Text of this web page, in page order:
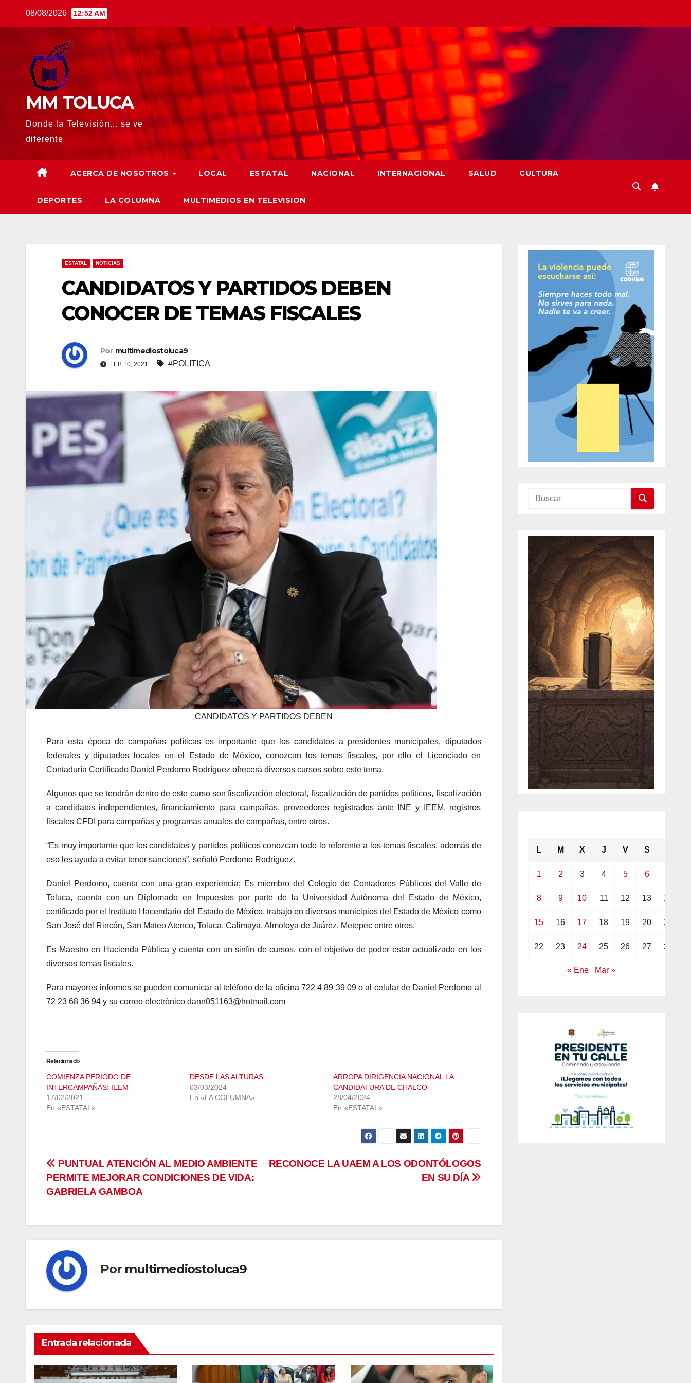
08/08/2026 12:52 AM
MM TOLUCA
Donde la Televisión... se ve
diferente
ACERCA DE NOSOTROS LOCAL ESTATAL NACIONAL INTERNACIONAL SALUD CULTURA
DEPORTES LA COLUMNA MULTIMEDIOS EN TELEVISION
ESTATAL NOTICIAS
CANDIDATOS Y PARTIDOS DEBEN
CONOCER DE TEMAS FISCALES
Por multimediostoluca9
FEB 10, 2021 #POLITICA
CANDIDATOS Y PARTIDOS DEBEN
Para esta época de campañas políticas es importante que los candidatos a presidentes municipales, diputados
federales y diputados locales en el Estado de México, conozcan los temas fiscales, por ello el Licenciado en
Contaduría Certificado Daniel Perdomo Rodríguez ofrecerá diversos cursos sobre este tema.
Algunos que se tendrán dentro de este curso son fiscalización electoral, fiscalización de partidos políticos, fiscalización
a candidatos independientes, financiamiento para campañas, proveedores registrados ante INE y IEEM, registros
fiscales CFDI para campañas y programas anuales de campañas, entre otros.
“Es muy importante que los candidatos y partidos políticos conozcan todo lo referente a los temas fiscales, además de
eso les ayuda a evitar tener sanciones”, señaló Perdomo Rodríguez.
Daniel Perdomo, cuenta con una gran experiencia; Es miembro del Colegio de Contadores Públicos del Valle de
Toluca, cuenta con un Diplomado en Impuestos por parte de la Universidad Autónoma del Estado de México,
certificado por el Instituto Hacendario del Estado de México, trabajo en diversos municipios del Estado de México como
San José del Rincón, San Mateo Atenco, Toluca, Calimaya, Almoloya de Juárez, Metepec entre otros.
Es Maestro en Hacienda Pública y cuenta con un sinfín de cursos, con el objetivo de poder estar actualizado en los
diversos temas fiscales.
Para mayores informes se pueden comunicar al teléfono de la oficina 722 4 89 39 09 o al celular de Daniel Perdomo al
72 23 68 36 94 y su correo electrónico dann051163@hotmail.com
Relacionado
COMIENZA PERIODO DE
INTERCAMPAÑAS: IEEM
17/02/2021
En «ESTATAL»
DESDE LAS ALTURAS
03/03/2024
En «LA COLUMNA»
ARROPA DIRIGENCIA NACIONAL LA
CANDIDATURA DE CHALCO
28/04/2024
En «ESTATAL»
Navegación
de
RECONOCE LA UAEM A LOS ODONTÓLOGOS
EN SU DÍA
PUNTUAL ATENCIÓN AL MEDIO AMBIENTE
PERMITE MEJORAR CONDICIONES DE VIDA:
GABRIELA GAMBOA
Por multimediostoluca9
Entrada relacionada
L M X J V S
1 2 3 4 5 6
8 9 10 11 12 13 14
15 16 17 18 19 20 21
22 23 24 25 26 27 28
« Ene Mar »